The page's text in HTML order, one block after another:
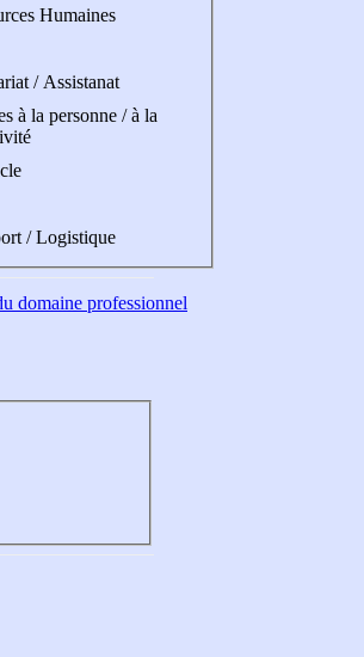
Humaines
/ Assistanat
à la personne / à la
/ Logistique
domaine professionnel